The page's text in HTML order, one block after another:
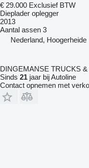
€ 29.000 Exclusief BTW
Dieplader oplegger
2013
Aantal assen 3
Nederland, Hoogerheide
DINGEMANSE TRUCKS
Sinds 21 jaar bij Autoline
Contact opnemen met